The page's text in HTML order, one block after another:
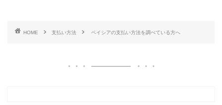
HOME 支払い方法 ベイシアの支払い方法を調べている方へ